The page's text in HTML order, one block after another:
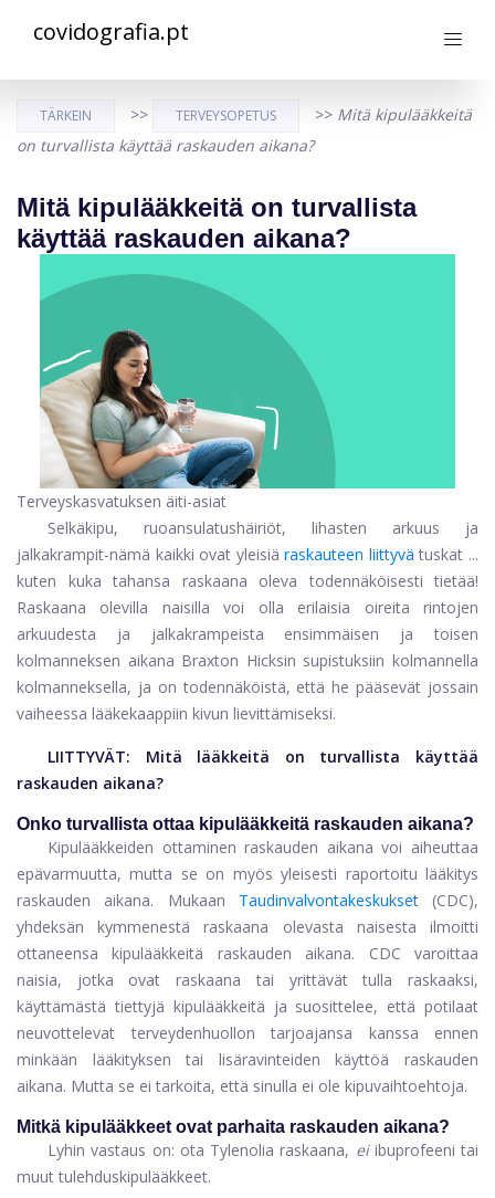
covidografia.pt
TÄRKEIN >> TERVEYSOPETUS >> Mitä kipulääkkeitä
on turvallista käyttää raskauden aikana?
Mitä kipulääkkeitä on turvallista
käyttää raskauden aikana?
Terveyskasvatuksen äiti-asiat
Selkäkipu, ruoansulatushäiriöt, lihasten arkuus ja
jalkakrampit-nämä kaikki ovat yleisiä raskauteen liittyvä tuskat ...
kuten kuka tahansa raskaana oleva todennäköisesti tietää!
Raskaana olevilla naisilla voi olla erilaisia ​​oireita rintojen
arkuudesta ja jalkakrampeista ensimmäisen ja toisen
kolmanneksen aikana Braxton Hicksin supistuksiin kolmannella
kolmanneksella, ja on todennäköistä, että he pääsevät jossain
vaiheessa lääkekaappiin kivun lievittämiseksi.
LIITTYVÄT:
Mitä lääkkeitä on turvallista käyttää
raskauden aikana?
Onko turvallista ottaa kipulääkkeitä raskauden aikana?
Kipulääkkeiden ottaminen raskauden aikana voi aiheuttaa
epävarmuutta, mutta se on myös yleisesti raportoitu lääkitys
raskauden aikana. Mukaan
Taudinvalvontakeskukset
(CDC),
yhdeksän kymmenestä raskaana olevasta naisesta ilmoitti
ottaneensa kipulääkkeitä raskauden aikana. CDC varoittaa
naisia, jotka ovat raskaana tai yrittävät tulla raskaaksi,
käyttämästä tiettyjä kipulääkkeitä ja suosittelee, että potilaat
neuvottelevat terveydenhuollon tarjoajansa kanssa ennen
minkään lääkityksen tai lisäravinteiden käyttöä raskauden
aikana. Mutta se ei tarkoita, että sinulla ei ole kipuvaihtoehtoja.
Mitkä kipulääkkeet ovat parhaita raskauden aikana?
Lyhin vastaus on: ota Tylenolia raskaana, ei ibuprofeeni tai
muut tulehduskipulääkkeet.